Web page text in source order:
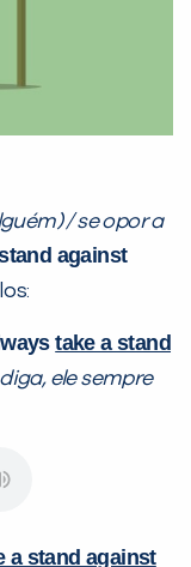
/ se opor a
against
take a stand
ele sempre
a stand against